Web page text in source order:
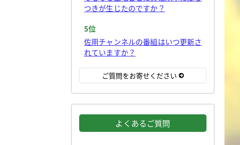
つきが生じたのですか？
5位
佐用チャンネルの番組はいつ更新さ
れていますか？
ご質問をお寄せください
よくあるご質問